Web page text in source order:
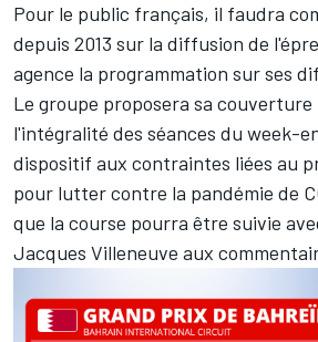
Pour le public français, il faudra
depuis 2013 sur la diffusion de
agence la programmation sur ses
Le groupe proposera sa
l'intégralité des séances du week-
dispositif aux contraintes liées au
pour lutter contre la pandémie de
que la course pourra être suivie
Jacques Villeneuve aux